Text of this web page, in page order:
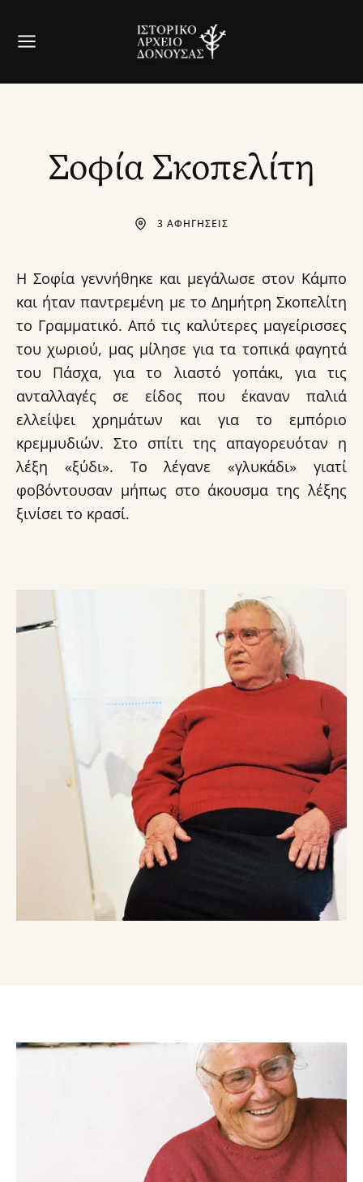
Σοφία Σκοπελίτη
3 ΑΦΗΓΗΣΕΙΣ
Η Σοφία γεννήθηκε και μεγάλωσε στον Κάμπο
και ήταν παντρεμένη με το Δημήτρη Σκοπελίτη
το Γραμματικό. Από τις καλύτερες μαγείρισσες
του χωριού, μας μίλησε για τα τοπικά φαγητά
του Πάσχα, για το λιαστό γοπάκι, για τις
ανταλλαγές σε είδος που έκαναν παλιά
ελλείψει χρημάτων και για το εμπόριο
κρεμμυδιών. Στο σπίτι της απαγορευόταν η
λέξη «ξύδι». Το λέγανε «γλυκάδι» γιατί
φοβόντουσαν μήπως στο άκουσμα της λέξης
ξινίσει το κρασί.